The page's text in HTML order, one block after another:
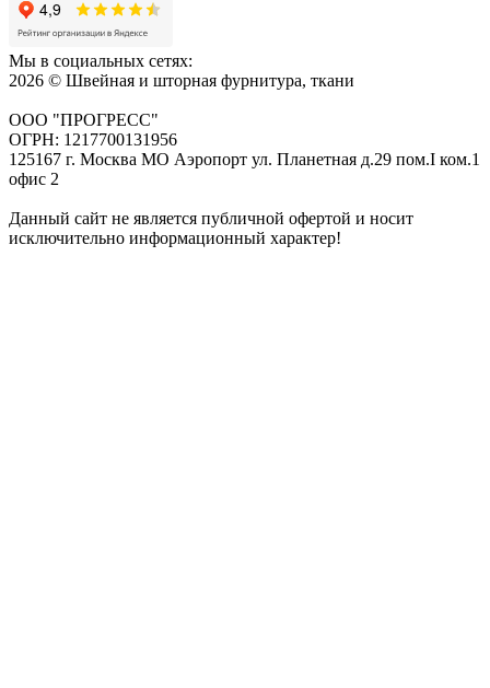
Мы в социальных сетях:
2026 © Швейная и шторная фурнитура, ткани
ООО "ПРОГРЕСС"
ОГРН: 1217700131956
125167 г. Москва МО Аэропорт ул. Планетная д.29 пом.I ком.1
офис 2
Данный сайт не является публичной офертой и носит
исключительно информационный характер!